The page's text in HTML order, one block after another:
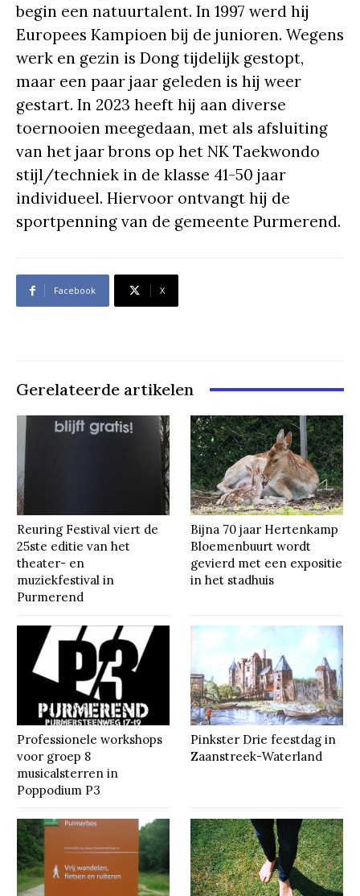
begin een natuurtalent. In 1997 werd hij
Europees Kampioen bij de junioren. Wegens
werk en gezin is Dong tijdelijk gestopt,
maar een paar jaar geleden is hij weer
gestart. In 2023 heeft hij aan diverse
toernooien meegedaan, met als afsluiting
van het jaar brons op het NK Taekwondo
stijl/techniek in de klasse 41-50 jaar
individueel. Hiervoor ontvangt hij de
sportpenning van de gemeente Purmerend.
Facebook X
Gerelateerde artikelen
Reuring Festival viert de
25ste editie van het
theater- en
muziekfestival in
Purmerend
Bijna 70 jaar Hertenkamp
Bloemenbuurt wordt
gevierd met een expositie
in het stadhuis
Professionele workshops
voor groep 8
musicalsterren in
Poppodium P3
Pinkster Drie feestdag in
Zaanstreek-Waterland